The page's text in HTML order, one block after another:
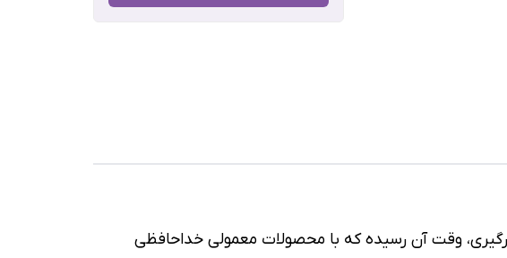
وقت آن رسیده که با محصولات معمولی خداحافظی